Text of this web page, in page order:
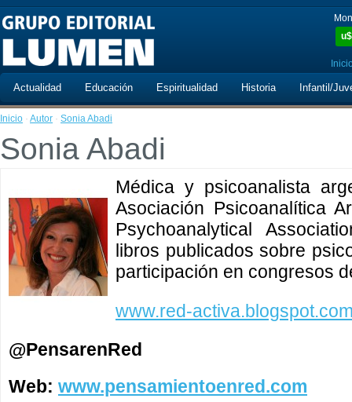
u$
Actualidad Educación Espiritualidad Historia Infantil/
Inicio · Autor · Sonia Abadi
Sonia Abadi
Médica y psicoanalista
Asociación Psicoanalítica
Psychoanalytical
libros publicados sobre
participación en congresos
www.red-
@PensarenRed
Web: www.pensamientoenred.com